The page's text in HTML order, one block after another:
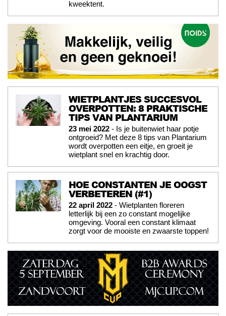
kweektent.
WIETPLANTJES SUCCESVOL
OVERPOTTEN: 8 PRAKTISCHE
TIPS VAN PLANTARIUM
23 mei 2022 - Is je buitenwiet haar potje
ontgroeid? Met deze 8 tips van Plantarium
wordt overpotten een eitje, en groeit je
wietplant snel en krachtig door.
HOE CONSTANTEN JE OOGST
VERBETEREN (#1)
22 april 2022 - Wietplanten floreren
letterlijk bij een zo constant mogelijke
omgeving. Vooral een constant klimaat
zorgt voor de mooiste en zwaarste toppen!